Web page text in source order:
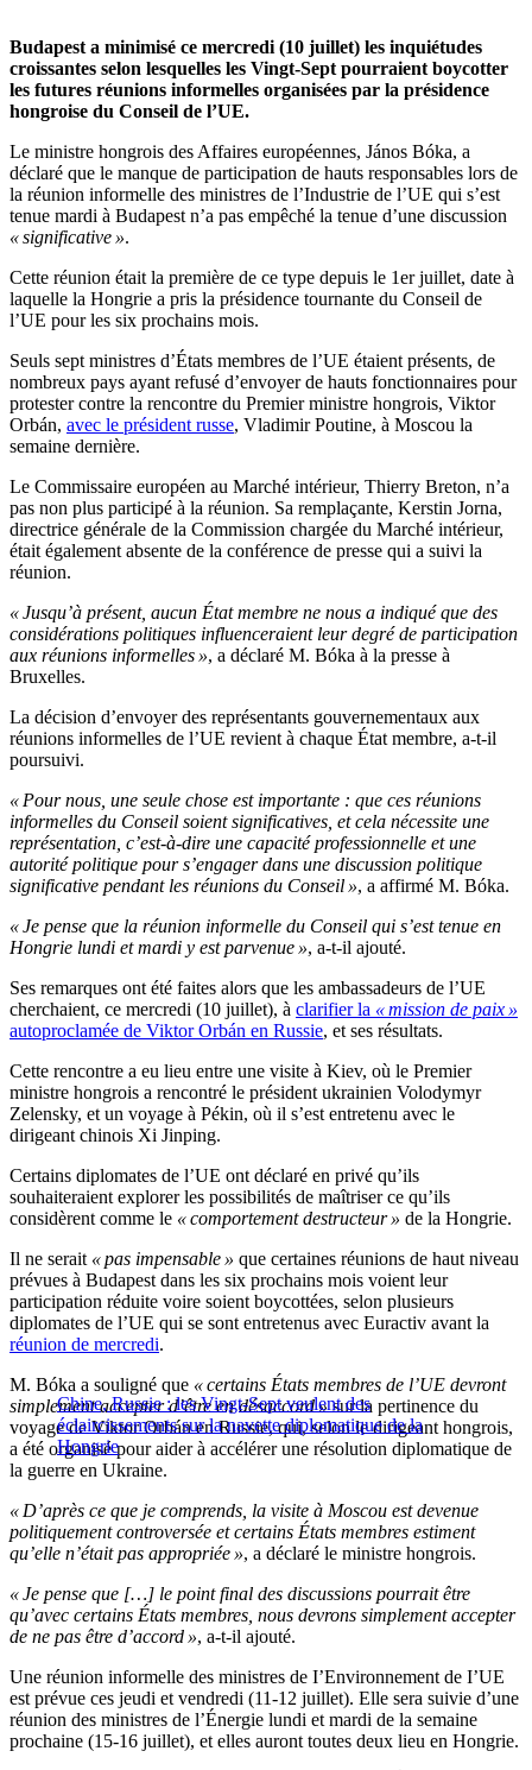
Budapest a minimisé ce mercredi (10 juillet) les inquiétudes
croissantes selon lesquelles les Vingt-Sept pourraient boycotter
les futures réunions informelles organisées par la présidence
hongroise du Conseil de l’UE.
Le ministre hongrois des Affaires européennes, János Bóka, a
déclaré que le manque de participation de hauts responsables lors de
la réunion informelle des ministres de l’Industrie de l’UE qui s’est
tenue mardi à Budapest n’a pas empêché la tenue d’une discussion
« significative ».
Cette réunion était la première de ce type depuis le 1er juillet, date à
laquelle la Hongrie a pris la présidence tournante du Conseil de
l’UE pour les six prochains mois.
Seuls sept ministres d’États membres de l’UE étaient présents, de
nombreux pays ayant refusé d’envoyer de hauts fonctionnaires pour
protester contre la rencontre du Premier ministre hongrois, Viktor
Orbán, avec le président russe, Vladimir Poutine, à Moscou la
semaine dernière.
Le Commissaire européen au Marché intérieur, Thierry Breton, n’a
pas non plus participé à la réunion. Sa remplaçante, Kerstin Jorna,
directrice générale de la Commission chargée du Marché intérieur,
était également absente de la conférence de presse qui a suivi la
réunion.
« Jusqu’à présent, aucun État membre ne nous a indiqué que des
considérations politiques influenceraient leur degré de participation
aux réunions informelles », a déclaré M. Bóka à la presse à
Bruxelles.
La décision d’envoyer des représentants gouvernementaux aux
réunions informelles de l’UE revient à chaque État membre, a-t-il
poursuivi.
« Pour nous, une seule chose est importante : que ces réunions
informelles du Conseil soient significatives, et cela nécessite une
représentation, c’est-à-dire une capacité professionnelle et une
autorité politique pour s’engager dans une discussion politique
significative pendant les réunions du Conseil », a affirmé M. Bóka.
« Je pense que la réunion informelle du Conseil qui s’est tenue en
Hongrie lundi et mardi y est parvenue », a-t-il ajouté.
Ses remarques ont été faites alors que les ambassadeurs de l’UE
cherchaient, ce mercredi (10 juillet), à clarifier la « mission de paix »
autoproclamée de Viktor Orbán en Russie, et ses résultats.
Cette rencontre a eu lieu entre une visite à Kiev, où le Premier
ministre hongrois a rencontré le président ukrainien Volodymyr
Zelensky, et un voyage à Pékin, où il s’est entretenu avec le
dirigeant chinois Xi Jinping.
Certains diplomates de l’UE ont déclaré en privé qu’ils
souhaiteraient explorer les possibilités de maîtriser ce qu’ils
considèrent comme le « comportement destructeur » de la Hongrie.
Il ne serait « pas impensable » que certaines réunions de haut niveau
prévues à Budapest dans les six prochains mois voient leur
participation réduite voire soient boycottées, selon plusieurs
diplomates de l’UE qui se sont entretenus avec Euractiv avant la
réunion de mercredi.
Chine, Russie : les Vingt-Sept veulent des
éclaircissements sur la navette diplomatique de la
Hongrie
M. Bóka a souligné que « certains États membres de l’UE devront
simplement accepter d’être en désaccord »sur la pertinence du
voyage de Viktor Orbán en Russie, qui, selon le dirigeant hongrois,
a été organisé pour aider à accélérer une résolution diplomatique de
la guerre en Ukraine.
« D’après ce que je comprends, la visite à Moscou est devenue
politiquement controversée et certains États membres estiment
qu’elle n’était pas appropriée », a déclaré le ministre hongrois.
« Je pense que […] le point final des discussions pourrait être
qu’avec certains États membres, nous devrons simplement accepter
de ne pas être d’accord », a-t-il ajouté.
Une réunion informelle des ministres de I’Environnement de I’UE
est prévue ces jeudi et vendredi (11-12 juillet). Elle sera suivie d’une
réunion des ministres de l’Énergie lundi et mardi de la semaine
prochaine (15-16 juillet), et elles auront toutes deux lieu en Hongrie.